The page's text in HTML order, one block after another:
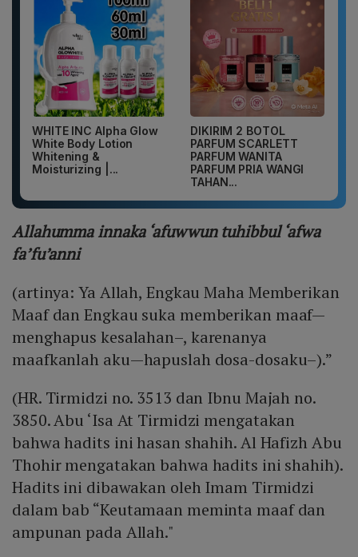
WHITE INC Alpha Glow
White Body Lotion
Whitening &
Moisturizing |...
DIKIRIM 2 BOTOL
PARFUM SCARLETT
PARFUM WANITA
PARFUM PRIA WANGI
TAHAN...
Allahumma innaka ‘afuwwun tuhibbul ‘afwa
fa’fu’anni
(artinya: Ya Allah, Engkau Maha Memberikan
Maaf dan Engkau suka memberikan maaf—
menghapus kesalahan–, karenanya
maafkanlah aku—hapuslah dosa-dosaku–).”
(HR. Tirmidzi no. 3513 dan Ibnu Majah no.
3850. Abu ‘Isa At Tirmidzi mengatakan
bahwa hadits ini hasan shahih. Al Hafizh Abu
Thohir mengatakan bahwa hadits ini shahih).
Hadits ini dibawakan oleh Imam Tirmidzi
dalam bab “Keutamaan meminta maaf dan
ampunan pada Allah."